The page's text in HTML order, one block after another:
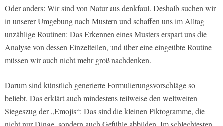
Oder anders: Wir sind von Natur aus denkfaul. Deshalb suchen wir
in unserer Umgebung nach Mustern und schaffen uns im Alltag
unzählige Routinen: Das Erkennen eines Musters erspart uns die
Analyse von dessen Einzelteilen, und über eine eingeübte Routine
müssen wir auch nicht mehr groß nachdenken.
Darum sind künstlich generierte Formulierungsvorschläge so
beliebt. Das erklärt auch mindestens teilweise den weltweiten
Siegeszug der „Emojis“: Das sind die kleinen Piktogramme, die